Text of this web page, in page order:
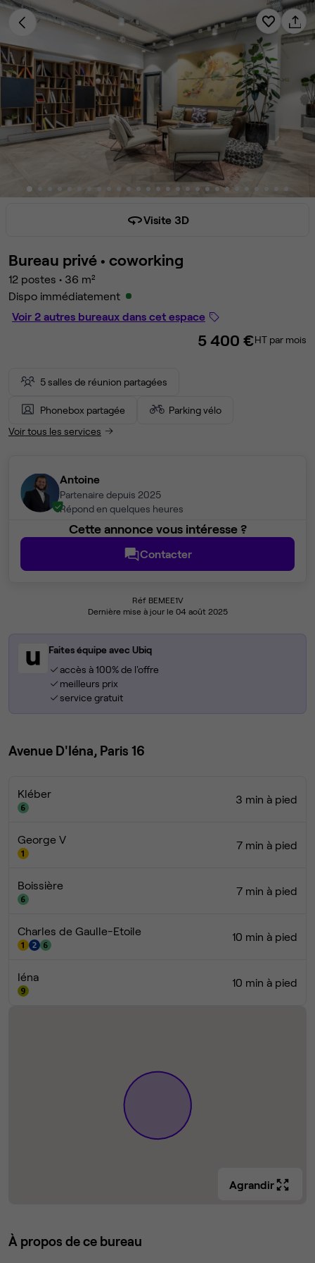
Visite 3D
Bureau privé • coworking
12 postes • 36 m²
Dispo immédiatement
Voir 2 autres bureaux dans cet espace
5 400 €HT par mois
5 salles de réunion partagées
Phonebox partagée
Parking vélo
Voir tous les services
Antoine
Partenaire depuis 2025
Répond en quelques heures
Cette annonce vous intéresse ?
Contacter
Réf BEMEE1V
Dernière mise à jour le 04 août 2025
Faites équipe avec Ubiq
accès à 100% de l'offre
meilleurs prix
service gratuit
Avenue D'Iéna, Paris 16
Kléber 3 min à pied
George V 7 min à pied
Boissière 7 min à pied
Charles de Gaulle-Etoile 10 min à pied
Iéna 10 min à pied
Agrandir
À propos de ce bureau